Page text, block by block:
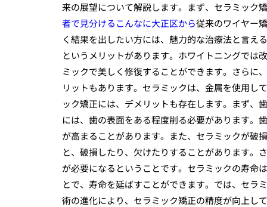
来の展望について解説します。まず、セラミック
者で見分けるこんなに大正区から従来のワイヤー
く結果を出したい方には、魅力的な治療法と言え
というメリットがあります。ホワイトニングでは
ミックで美しく修復することができます。さらに
リットもあります。セラミックは、金属を使用し
ック矯正には、デメリットも存在します。まず、
には、歯の表面をある程度削る必要があります。
が高まることがあります。また、セラミックが破
と、破損したり、欠けたりすることがあります。
が必要になるということです。セラミックの寿命
とで、寿命を延ばすことができます。では、セラ
術の進化により、セラミック矯正の精度が向上し